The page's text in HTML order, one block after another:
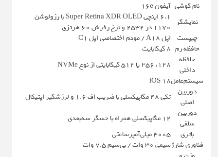
نام گوشی آیفون 16e
نمایشگر
۶.۱ اینچی Super Retina XDR OLED با رزولوشن
۱۱۷۰ در ۲۵۳۲ و نرخ رفرش ۶۰ هرتزی
چیپست
اپل A18 / مودم اختصاصی اپل C1
حافظه رم ۸ گیگابایت
حافظه
داخلی
۱۲۸، ۲۵۶ یا ۵۱۲ گیگابایتی از نوع NVMe
سیستم‌عاملiOS 18
دوربین
اصلی
تکی ۴۸ مگاپیکسلی با ضریب اف ۱.۶ و لرزشگیر اپتیکال
دوربین
سلفی
۱۲ مگاپیکسلی همراه با حسگر سه‌بعدی
باتری
۴۰۰۵ میلی‌آمپرساعتی
فناوری شارژسیمی ۳۰ وات / بی‌سیم ۷.۵ وات